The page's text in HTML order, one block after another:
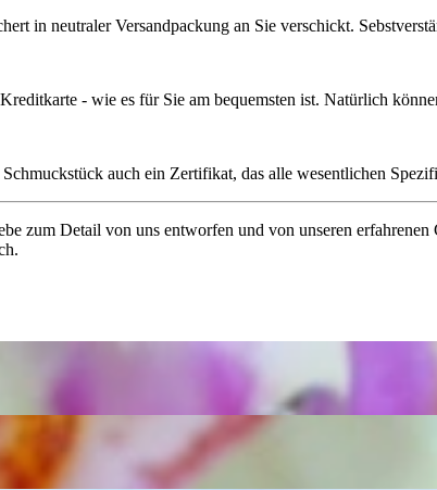
in neutraler Versandpackung an Sie verschickt.
- wie es für Sie am bequemsten ist. Natürlich
auch ein Zertifikat, das alle wesentlichen
zum Detail von uns entworfen und von unseren